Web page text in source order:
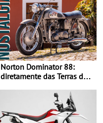
Norton Dominator 88:
diretamente das Terras de